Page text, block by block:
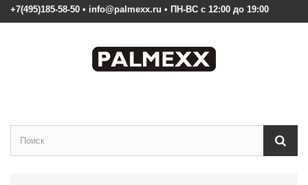
+7(495)185-58-50 • info@palmexx.ru • ПН-ВС с 12:00 до 19:00